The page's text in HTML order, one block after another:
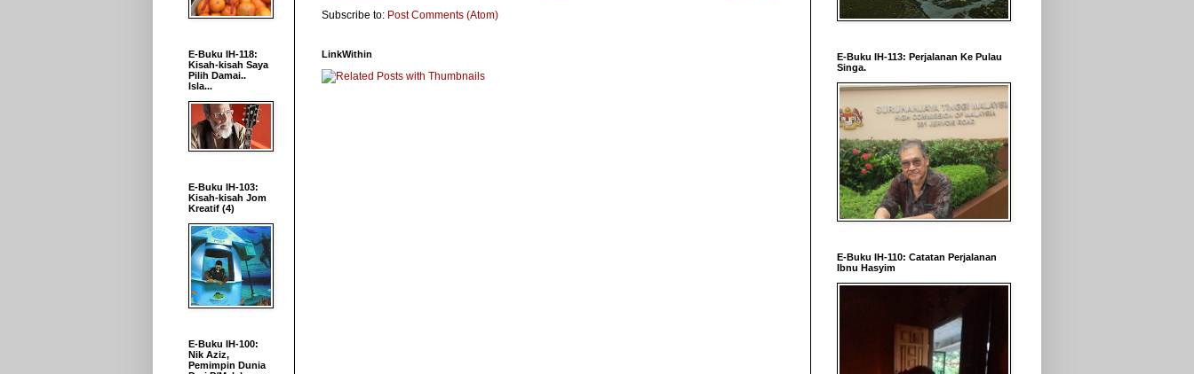
Subscribe to: Post Comments (Atom)
LinkWithin
E-Buku IH-118:
Kisah-kisah Saya
Pilih Damai..
Isla...
E-Buku IH-103:
Kisah-kisah Jom
Kreatif (4)
E-Buku IH-100:
Nik Aziz,
Pemimpin Dunia
E-Buku IH-113: Perjalanan Ke Pulau
Singa.
E-Buku IH-110: Catatan Perjalanan
Ibnu Hasyim